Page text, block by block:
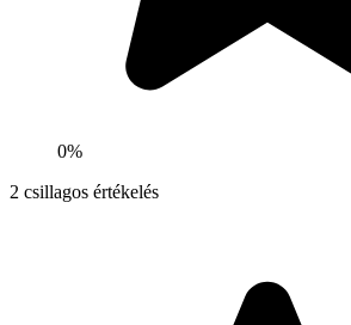
0%
2 csillagos értékelés